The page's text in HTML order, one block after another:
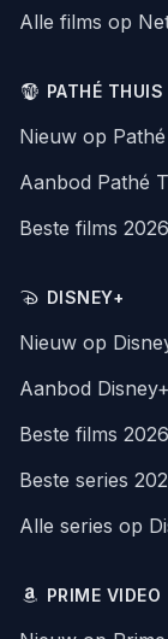
Alle films op
PATHÉ THUIS
Nieuw op
Aanbod Pathé
Beste films 2026
DISNEY+
Nieuw op
Aanbod Disney+
Beste films 2026
Beste series
Alle series op
PRIME VIDEO